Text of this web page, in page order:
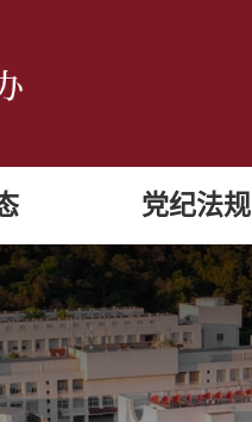
党纪法规